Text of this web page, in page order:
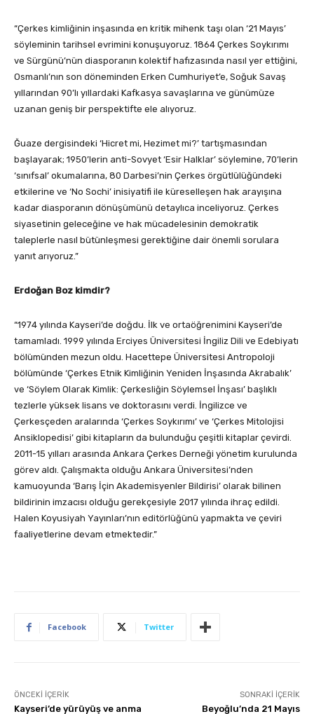
“Çerkes kimliğinin inşasında en kritik mihenk taşı olan ‘21 Mayıs’
söyleminin tarihsel evrimini konuşuyoruz. 1864 Çerkes Soykırımı
ve Sürgünü’nün diasporanın kolektif hafızasında nasıl yer ettiğini,
Osmanlı’nın son döneminden Erken Cumhuriyet’e, Soğuk Savaş
yıllarından 90’lı yıllardaki Kafkasya savaşlarına ve günümüze
uzanan geniş bir perspektifte ele alıyoruz.
Ğuaze dergisindeki ‘Hicret mi, Hezimet mi?’ tartışmasından
başlayarak; 1950’lerin anti-Sovyet ‘Esir Halklar’ söylemine, 70’lerin
‘sınıfsal’ okumalarına, 80 Darbesi’nin Çerkes örgütlülüğündeki
etkilerine ve ‘No Sochi’ inisiyatifi ile küreselleşen hak arayışına
kadar diasporanın dönüşümünü detaylıca inceliyoruz. Çerkes
siyasetinin geleceğine ve hak mücadelesinin demokratik
taleplerle nasıl bütünleşmesi gerektiğine dair önemli sorulara
yanıt arıyoruz.”
Erdoğan Boz kimdir?
“1974 yılında Kayseri’de doğdu. İlk ve ortaöğrenimini Kayseri’de
tamamladı. 1999 yılında Erciyes Üniversitesi İngiliz Dili ve Edebiyatı
bölümünden mezun oldu. Hacettepe Üniversitesi Antropoloji
bölümünde ‘Çerkes Etnik Kimliğinin Yeniden İnşasında Akrabalık’
ve ‘Söylem Olarak Kimlik: Çerkesliğin Söylemsel İnşası’ başlıklı
tezlerle yüksek lisans ve doktorasını verdi. İngilizce ve
Çerkesçeden aralarında ‘Çerkes Soykırımı’ ve ‘Çerkes Mitolojisi
Ansiklopedisi’ gibi kitapların da bulunduğu çeşitli kitaplar çevirdi.
2011-15 yılları arasında Ankara Çerkes Derneği yönetim kurulunda
görev aldı. Çalışmakta olduğu Ankara Üniversitesi’nden
kamuoyunda ‘Barış İçin Akademisyenler Bildirisi’ olarak bilinen
bildirinin imzacısı olduğu gerekçesiyle 2017 yılında ihraç edildi.
Halen Koyusiyah Yayınları’nın editörlüğünü yapmakta ve çeviri
faaliyetlerine devam etmektedir.”
Facebook Twitter
ÖNCEKI İÇERIK
Kayseri’de yürüyüş ve anma
SONRAKI İÇERIK
Beyoğlu’nda 21 Mayıs